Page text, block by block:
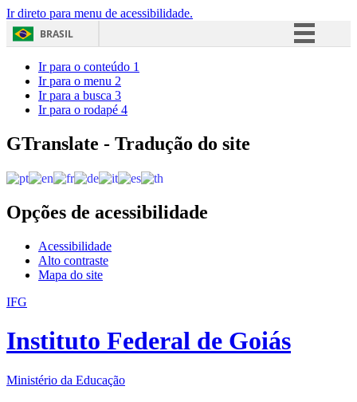
Ir direto para menu de acessibilidade.
BRASIL
Acesso à informação
Ir para o conteúdo 1
Ir para o menu 2
Ir para a busca 3
Ir para o rodapé 4
GTranslate - Tradução do site
Opções de acessibilidade
Acessibilidade
Alto contraste
Mapa do site
IFG
Instituto Federal de Goiás
Ministério da Educação